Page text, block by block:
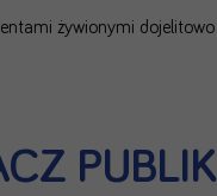
żywionymi